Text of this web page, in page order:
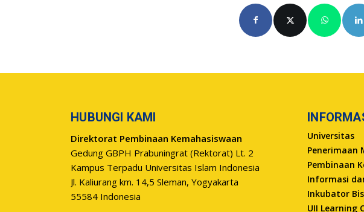
HUBUNGI KAMI
Direktorat Pembinaan Kemahasiswaan
Gedung GBPH Prabuningrat (Rektorat) Lt. 2
Kampus Terpadu Universitas Islam Indonesia
Jl. Kaliurang km. 14,5 Sleman, Yogyakarta
55584 Indonesia
Universitas
Penerimaan
Pembinaan
Informasi
Inkubator
UII Learning